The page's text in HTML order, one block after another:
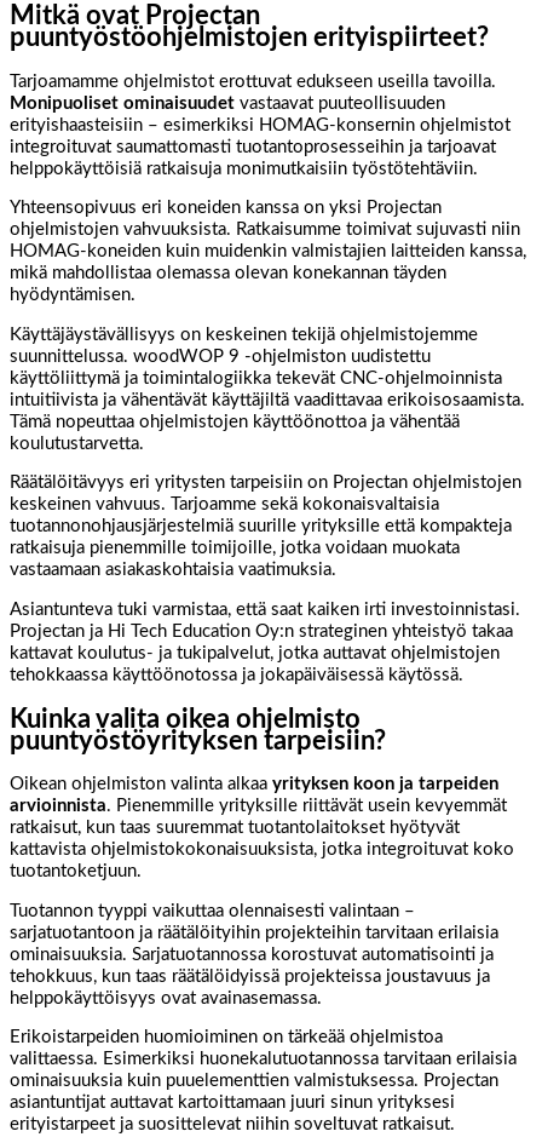
Mitkä ovat Projectan
puuntyöstöohjelmistojen erityispiirteet?
Tarjoamamme ohjelmistot erottuvat edukseen useilla tavoilla.
Monipuoliset ominaisuudet vastaavat puuteollisuuden
erityishaasteisiin – esimerkiksi HOMAG-konsernin ohjelmistot
integroituvat saumattomasti tuotantoprosesseihin ja tarjoavat
helppokäyttöisiä ratkaisuja monimutkaisiin työstötehtäviin.
Yhteensopivuus eri koneiden kanssa on yksi Projectan
ohjelmistojen vahvuuksista. Ratkaisumme toimivat sujuvasti niin
HOMAG-koneiden kuin muidenkin valmistajien laitteiden kanssa,
mikä mahdollistaa olemassa olevan konekannan täyden
hyödyntämisen.
Käyttäjäystävällisyys on keskeinen tekijä ohjelmistojemme
suunnittelussa. woodWOP 9 -ohjelmiston uudistettu
käyttöliittymä ja toimintalogiikka tekevät CNC-ohjelmoinnista
intuitiivista ja vähentävät käyttäjiltä vaadittavaa erikoisosaamista.
Tämä nopeuttaa ohjelmistojen käyttöönottoa ja vähentää
koulutustarvetta.
Räätälöitävyys eri yritysten tarpeisiin on Projectan ohjelmistojen
keskeinen vahvuus. Tarjoamme sekä kokonaisvaltaisia
tuotannonohjausjärjestelmiä suurille yrityksille että kompakteja
ratkaisuja pienemmille toimijoille, jotka voidaan muokata
vastaamaan asiakaskohtaisia vaatimuksia.
Asiantunteva tuki varmistaa, että saat kaiken irti investoinnistasi.
Projectan ja Hi Tech Education Oy:n strateginen yhteistyö takaa
kattavat koulutus- ja tukipalvelut, jotka auttavat ohjelmistojen
tehokkaassa käyttöönotossa ja jokapäiväisessä käytössä.
Kuinka valita oikea ohjelmisto
puuntyöstöyrityksen tarpeisiin?
Oikean ohjelmiston valinta alkaa yrityksen koon ja tarpeiden
arvioinnista. Pienemmille yrityksille riittävät usein kevyemmät
ratkaisut, kun taas suuremmat tuotantolaitokset hyötyvät
kattavista ohjelmistokokonaisuuksista, jotka integroituvat koko
tuotantoketjuun.
Tuotannon tyyppi vaikuttaa olennaisesti valintaan –
sarjatuotantoon ja räätälöityihin projekteihin tarvitaan erilaisia
ominaisuuksia. Sarjatuotannossa korostuvat automatisointi ja
tehokkuus, kun taas räätälöidyissä projekteissa joustavuus ja
helppokäyttöisyys ovat avainasemassa.
Erikoistarpeiden huomioiminen on tärkeää ohjelmistoa
valittaessa. Esimerkiksi huonekalutuotannossa tarvitaan erilaisia
ominaisuuksia kuin puuelementtien valmistuksessa. Projectan
asiantuntijat auttavat kartoittamaan juuri sinun yrityksesi
erityistarpeet ja suosittelevat niihin soveltuvat ratkaisut.